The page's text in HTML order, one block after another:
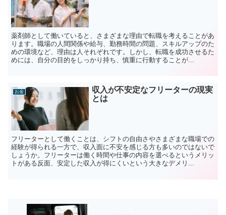
薬剤師として働いていると、さまざまな理由で転職を考えることがあ
ります。職場の人間関係や給与、勤務時間の問題、スキルアップのた
めの環境など、理由は人それぞれです。しかし、転職を成功させるた
めには、自分の目的をしっかり持ち、慎重に行動することが...
お金
収入が不安定なフリーターの現実
とは
フリーターとして働くことは、シフトの自由さやさまざまな職場での
経験が得られる一方で、収入面に不安を感じる方も多いのではないで
しょうか。フリーターは働く時間や仕事の内容を選べるというメリッ
トがある反面、安定した収入が得にくいという大きなデメリ...